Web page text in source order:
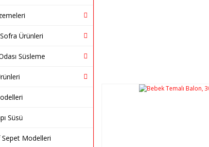
Ürünleri
Süsleme
Süsü
Modelleri